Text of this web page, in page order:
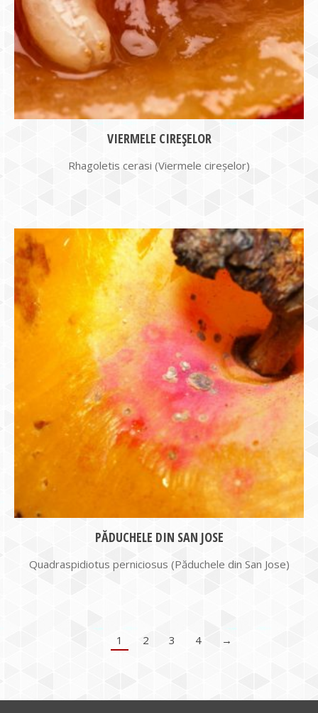
VIERMELE CIREŞELOR
Rhagoletis cerasi (Viermele cireşelor)
PĂDUCHELE DIN SAN JOSE
Quadraspidiotus perniciosus (Păduchele din San Jose)
1 2 3 4 →